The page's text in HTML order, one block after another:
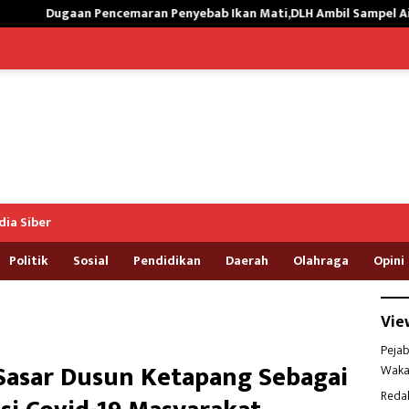
Penyebab Ikan Mati,DLH Ambil Sampel Air Kali Way Ratai
Siber
Politik Sosial Pendidikan Daerah Olahraga Opini
Dusun Ketapang Sebagai